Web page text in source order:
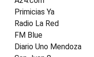
Primicias Ya
Radio La Red
FM Blue
Diario Uno Mendoza